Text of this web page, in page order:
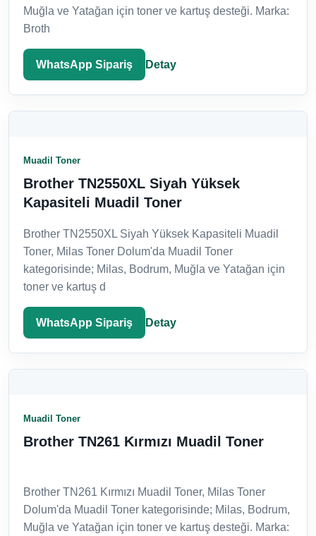
Muğla ve Yatağan için toner ve kartuş desteği. Marka:
Broth
WhatsApp Sipariş Detay
Muadil Toner
Brother TN2550XL Siyah Yüksek
Kapasiteli Muadil Toner
Brother TN2550XL Siyah Yüksek Kapasiteli Muadil
Toner, Milas Toner Dolum'da Muadil Toner
kategorisinde; Milas, Bodrum, Muğla ve Yatağan için
toner ve kartuş d
WhatsApp Sipariş Detay
Muadil Toner
Brother TN261 Kırmızı Muadil Toner
Brother TN261 Kırmızı Muadil Toner, Milas Toner
Dolum'da Muadil Toner kategorisinde; Milas, Bodrum,
Muğla ve Yatağan için toner ve kartuş desteği. Marka: